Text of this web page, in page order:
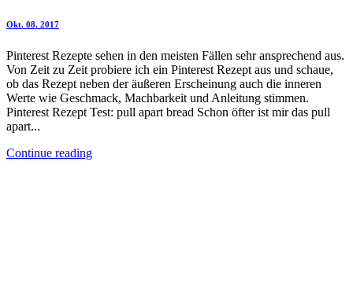
Okt. 08. 2017
Pinterest Rezepte sehen in den meisten Fällen sehr ansprechend aus.
Von Zeit zu Zeit probiere ich ein Pinterest Rezept aus und schaue,
ob das Rezept neben der äußeren Erscheinung auch die inneren
Werte wie Geschmack, Machbarkeit und Anleitung stimmen.
Pinterest Rezept Test: pull apart bread Schon öfter ist mir das pull
apart...
Continue reading